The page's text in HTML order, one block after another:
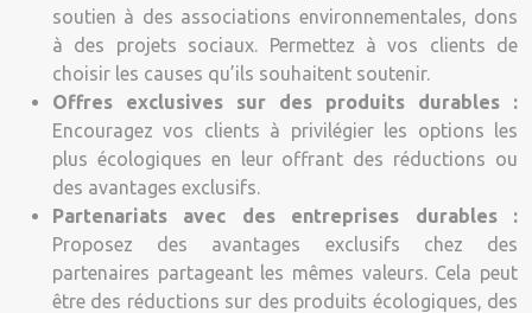
soutien à des associations environnementales, dons
à des projets sociaux. Permettez à vos clients de
choisir les causes qu’ils souhaitent soutenir.
Offres exclusives sur des produits durables :
Encouragez vos clients à privilégier les options les
plus écologiques en leur offrant des réductions ou
des avantages exclusifs.
Partenariats avec des entreprises durables :
Proposez des avantages exclusifs chez des
partenaires partageant les mêmes valeurs. Cela peut
être des réductions sur des produits écologiques, des